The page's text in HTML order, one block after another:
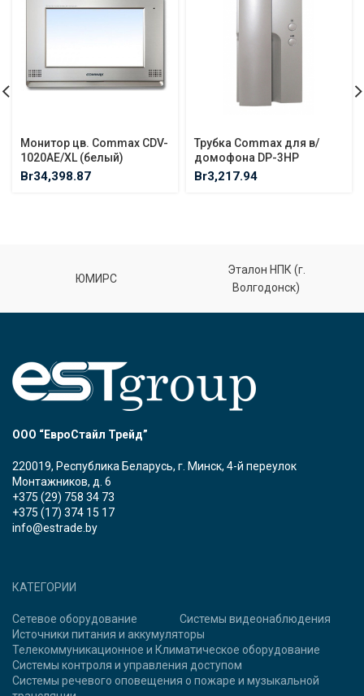
Монитор цв. Commax CDV-
1020AE/XL (белый)
Br34,398.87
Трубка Commax для в/
домофона DP-3HP
Br3,217.94
ЮМИРС
Эталон НПК (г.
Волгодонск)
ООО “ЕвроСтайл Трейд”
220019, Республика Беларусь, г. Минск, 4-й переулок
Монтажников, д. 6
+375 (29) 758 34 73
+375 (17) 374 15 17
info@estrade.by
КАТЕГОРИИ
Сетевое оборудование
Системы видеонаблюдения
Источники питания и аккумуляторы
Телекоммуникационное и Климатическое оборудование
Системы контроля и управления доступом
Системы речевого оповещения о пожаре и музыкальной